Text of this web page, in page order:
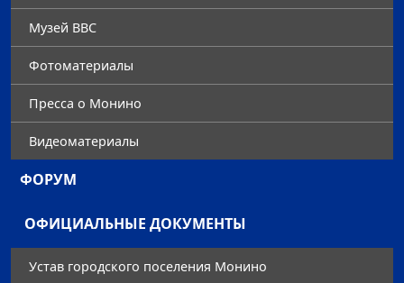
Музей ВВС
Фотоматериалы
Преccа о Монино
Видеоматериалы
ФОРУМ
ОФИЦИАЛЬНЫЕ ДОКУМЕНТЫ
Устав городского поселения Монино